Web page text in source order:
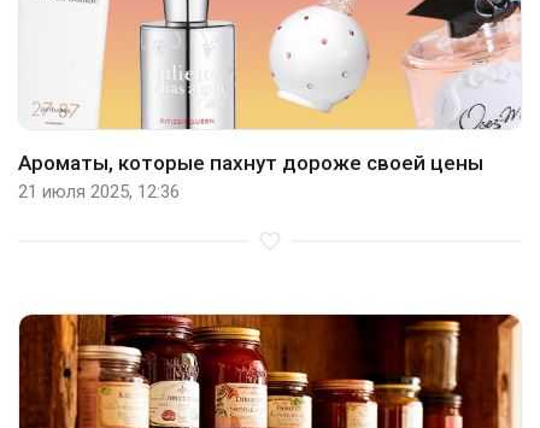
Ароматы, которые пахнут дороже своей цены
21 июля 2025, 12:36